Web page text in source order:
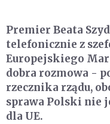
Premier Beata
telefonicznie z
Europejskiego
dobra rozmowa -
rzecznika rządu,
sprawa Polski nie
dla UE.